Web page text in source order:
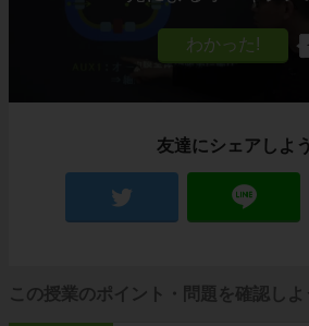
友達にシェアしよう
この授業のポイント・問題を確認しよ